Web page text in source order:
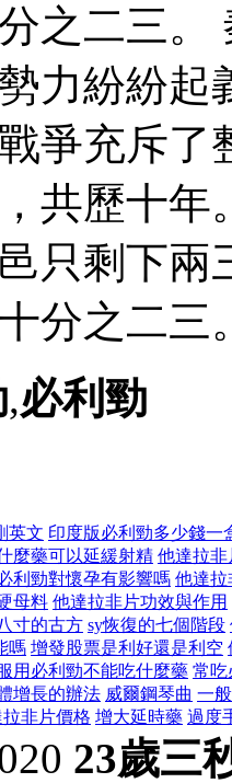
之二三。
力紛紛
爭充斥了
共歷十年
只剩下
分之二三
,必利勁
英文 印度版必利勁多少錢一
麼藥可以延緩射精 他達拉非
利勁對懷孕有影響嗎 他達拉
母料 他達拉非片功效與作用
寸的古方 sy恢復的七個階段
嗎 增發股票是利好還是利空
用必利勁不能吃什麼藥 常吃
增長的辦法 威爾鋼琴曲 一
非片價格 增大延時藥 過度
23歲三